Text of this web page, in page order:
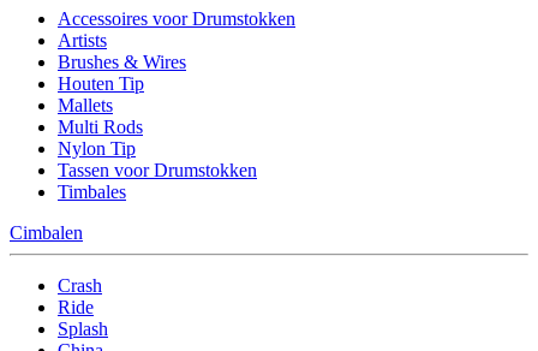
Accessoires voor Drumstokken
Artists
Brushes & Wires
Houten Tip
Mallets
Multi Rods
Nylon Tip
Tassen voor Drumstokken
Timbales
Cimbalen
Crash
Ride
Splash